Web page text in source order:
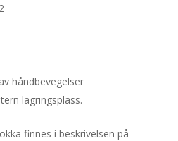
håndbevegelser
lagringsplass.
finnes i beskrivelsen på